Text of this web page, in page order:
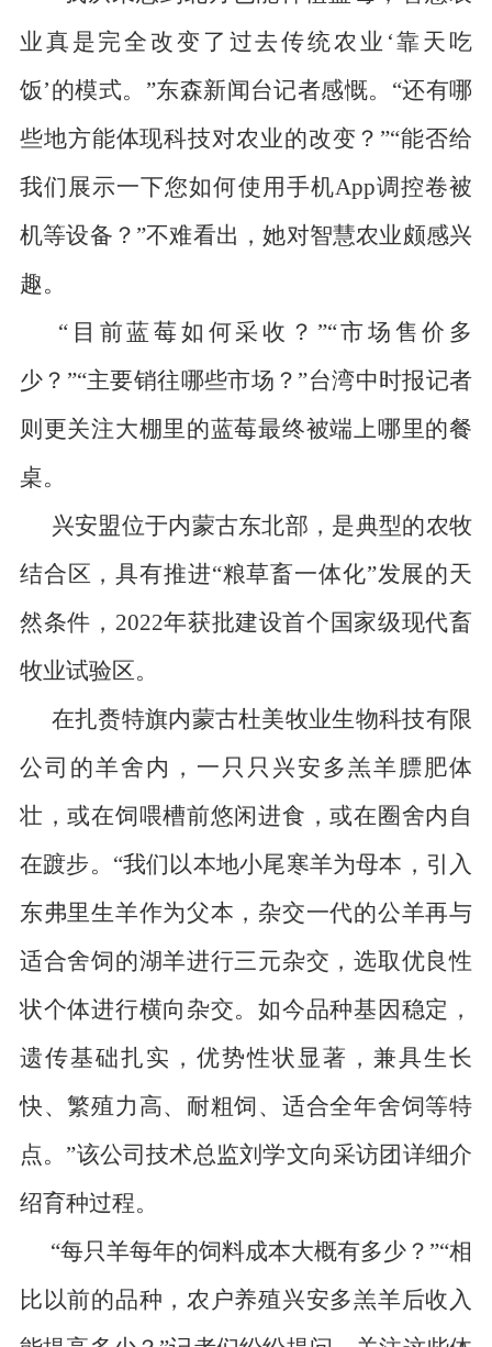
业真是完全改变了过去传统农业‘靠天吃
饭’的模式。”东森新闻台记者感慨。“还有哪
些地方能体现科技对农业的改变？”“能否给
我们展示一下您如何使用手机App调控卷被
机等设备？”不难看出，她对智慧农业颇感兴
趣。
“目前蓝莓如何采收？”“市场售价多
少？”“主要销往哪些市场？”台湾中时报记者
则更关注大棚里的蓝莓最终被端上哪里的餐
桌。
兴安盟位于内蒙古东北部，是典型的农牧
结合区，具有推进“粮草畜一体化”发展的天
然条件， 2022年获批建设首个国家级现代畜
牧业试验区。
在扎赉特旗内蒙古杜美牧业生物科技有限
公司的羊舍内，一只只兴安多羔羊膘肥体
壮，或在饲喂槽前悠闲进食，或在圈舍内自
在踱步。“我们以本地小尾寒羊为母本，引入
东弗里生羊作为父本，杂交一代的公羊再与
适合舍饲的湖羊进行三元杂交，选取优良性
状个体进行横向杂交。如今品种基因稳定，
遗传基础扎实，优势性状显著，兼具生长
快、繁殖力高、耐粗饲、适合全年舍饲等特
点。”该公司技术总监刘学文向采访团详细介
绍育种过程。
“每只羊每年的饲料成本大概有多少？”“相
比以前的品种，农户养殖兴安多羔羊后收入